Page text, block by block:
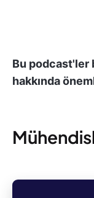
Bu podcast'ler
hakkında